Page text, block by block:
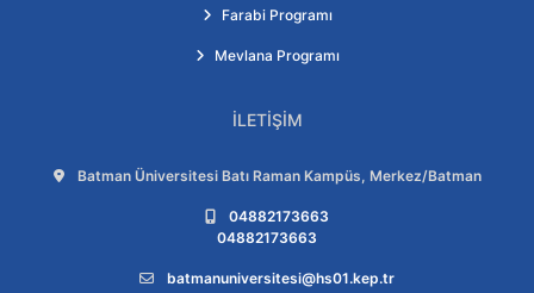
Farabi Programı
Mevlana Programı
İLETIŞIM
Adres:
Batman Üniversitesi Batı Raman Kampüs, Merkez/Batman
Telefon:
04882173663
04882173663
E-posta:
batmanuniversitesi@hs01.kep.tr